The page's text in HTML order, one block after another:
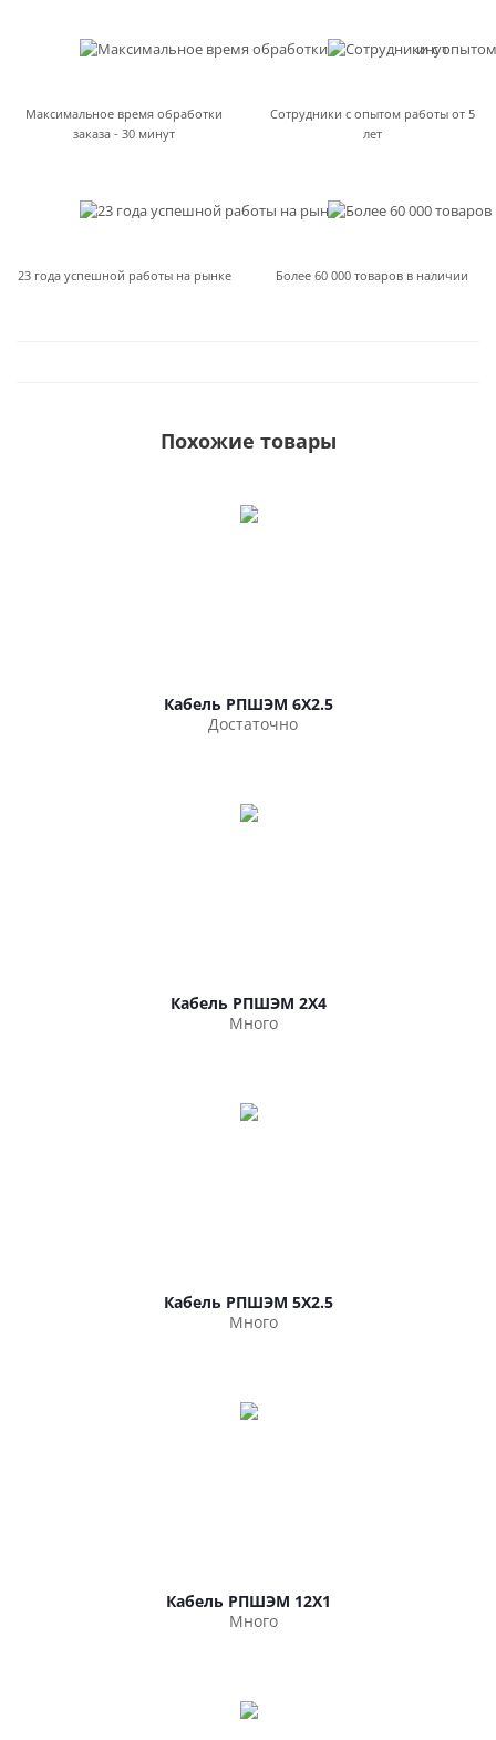
Максимальное время обработки
заказа - 30 минут
Сотрудники с опытом работы от 5
лет
23 года успешной работы на рынке Более 60 000 товаров в наличии
Похожие товары
Кабель РПШЭМ 6Х2.5
Достаточно
Кабель РПШЭМ 2Х4
Много
Кабель РПШЭМ 5Х2.5
Много
Кабель РПШЭМ 12Х1
Много